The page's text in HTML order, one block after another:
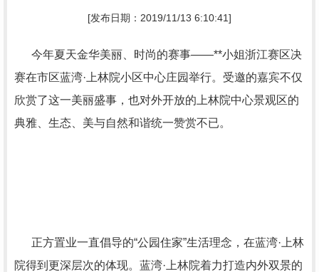
[发布日期：2019/11/13 6:10:41]
今年夏天金华美丽、时尚的赛事——**小姐浙江赛区决
赛在市区蓝湾·上林院小区中心庄园举行。受邀的嘉宾不仅
欣赏了这一美丽盛事，也对外开放的上林院中心景观区的
典雅、生态、美与自然和谐统一赞赏不已。
正方置业一直倡导的“公园住家”生活理念，在蓝湾·上林
院得到更深层次的体现。蓝湾·上林院着力打造内外双景的